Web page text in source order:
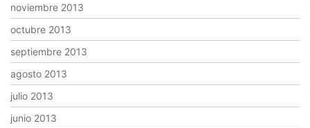
noviembre 2013
octubre 2013
septiembre 2013
agosto 2013
julio 2013
junio 2013